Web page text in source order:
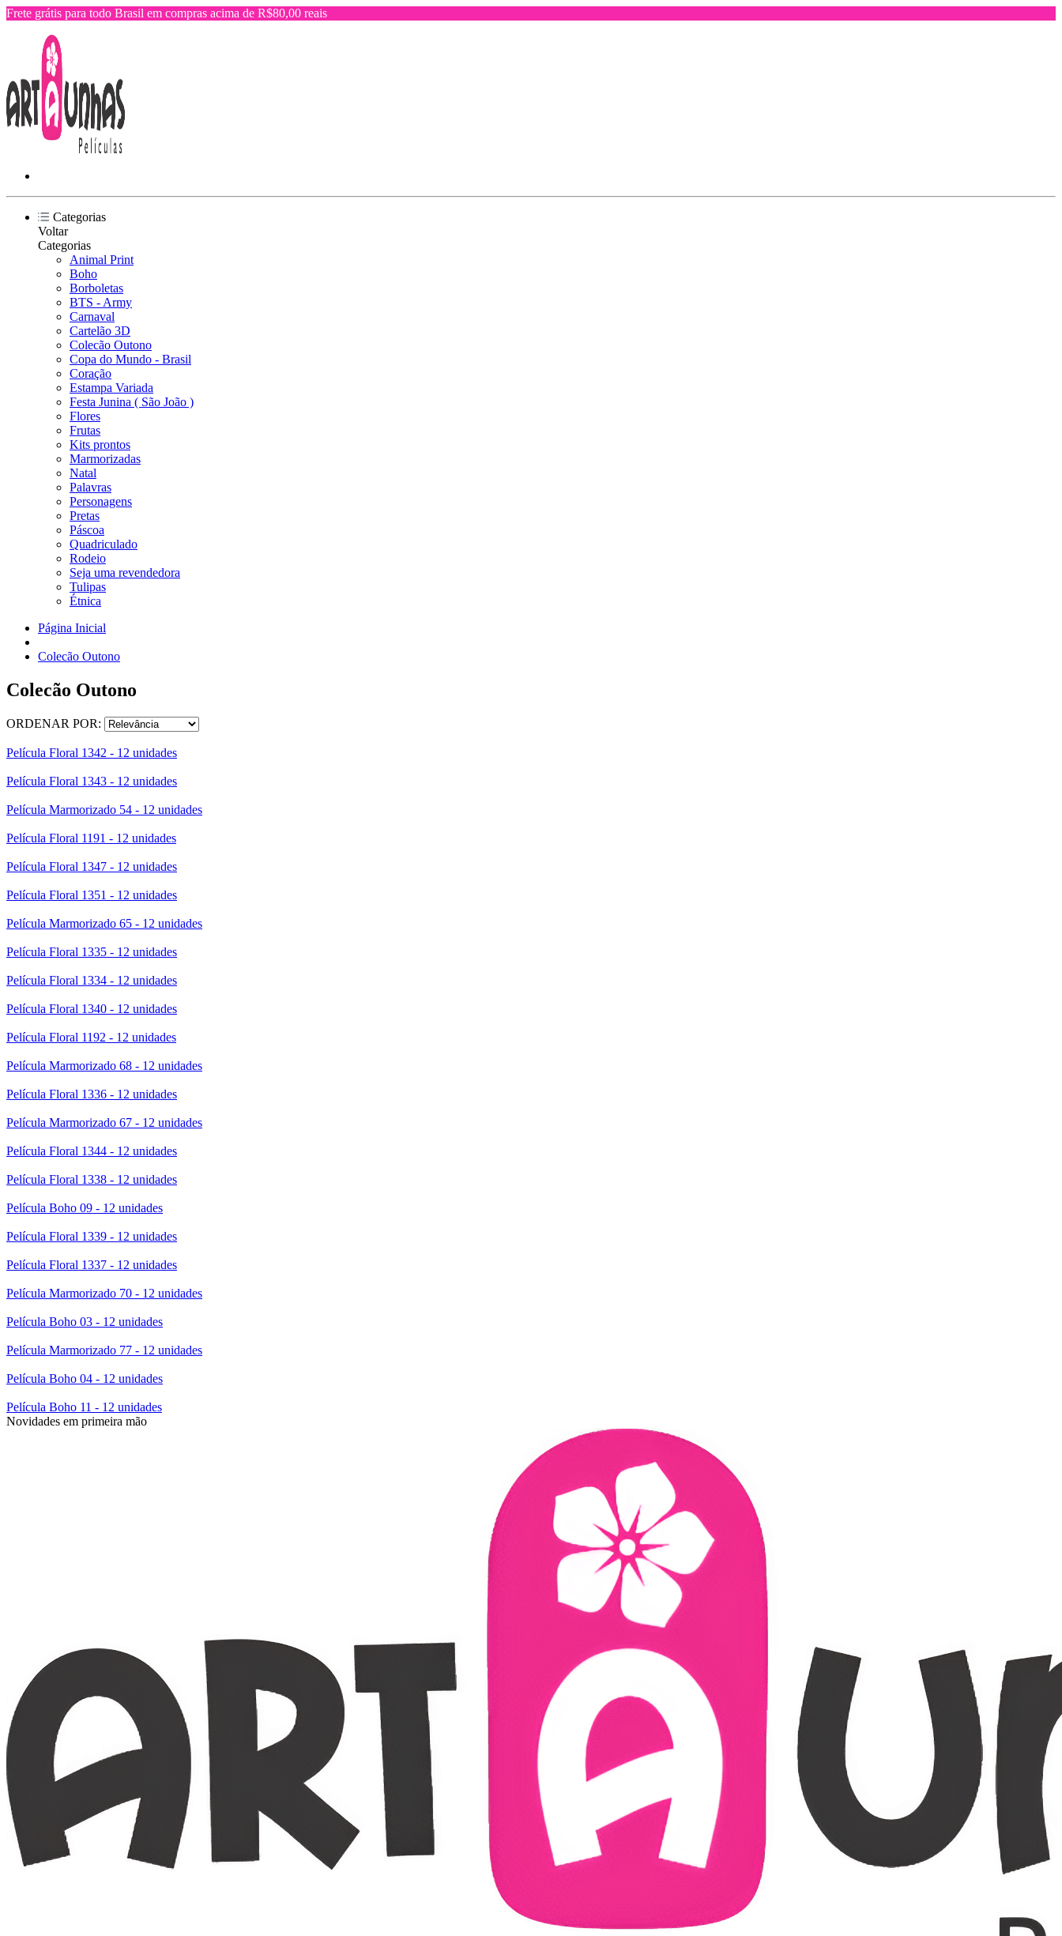
Frete grátis para todo Brasil em compras acima de R$80,00 reais
Categorias
Voltar
Categorias
Animal Print
Boho
Borboletas
BTS - Army
Carnaval
Cartelão 3D
Colecão Outono
Copa do Mundo - Brasil
Coração
Estampa Variada
Festa Junina ( São João )
Flores
Frutas
Kits prontos
Marmorizadas
Natal
Palavras
Personagens
Pretas
Páscoa
Quadriculado
Rodeio
Seja uma revendedora
Tulipas
Étnica
Página Inicial
Colecão Outono
Colecão Outono
ORDENAR POR:
Película Floral 1342 - 12 unidades
Película Floral 1343 - 12 unidades
Película Marmorizado 54 - 12 unidades
Película Floral 1191 - 12 unidades
Película Floral 1347 - 12 unidades
Película Floral 1351 - 12 unidades
Película Marmorizado 65 - 12 unidades
Película Floral 1335 - 12 unidades
Película Floral 1334 - 12 unidades
Película Floral 1340 - 12 unidades
Película Floral 1192 - 12 unidades
Película Marmorizado 68 - 12 unidades
Película Floral 1336 - 12 unidades
Película Marmorizado 67 - 12 unidades
Película Floral 1344 - 12 unidades
Película Floral 1338 - 12 unidades
Película Boho 09 - 12 unidades
Película Floral 1339 - 12 unidades
Película Floral 1337 - 12 unidades
Película Marmorizado 70 - 12 unidades
Película Boho 03 - 12 unidades
Película Marmorizado 77 - 12 unidades
Película Boho 04 - 12 unidades
Película Boho 11 - 12 unidades
Novidades em primeira mão